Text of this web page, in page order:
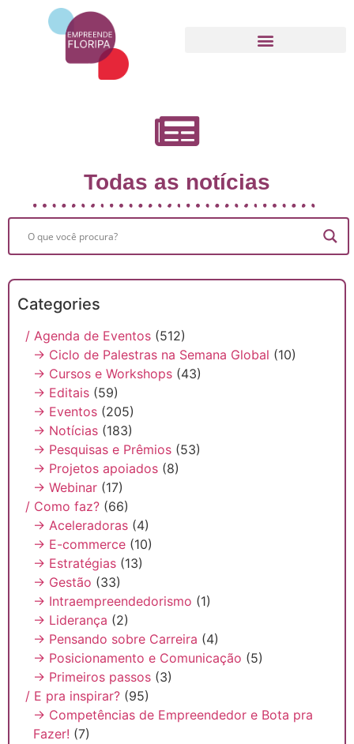
Todas as notícias
Categories
/ Agenda de Eventos (512)
→ Ciclo de Palestras na Semana Global (10)
→ Cursos e Workshops (43)
→ Editais (59)
→ Eventos (205)
→ Notícias (183)
→ Pesquisas e Prêmios (53)
→ Projetos apoiados (8)
→ Webinar (17)
/ Como faz? (66)
→ Aceleradoras (4)
→ E-commerce (10)
→ Estratégias (13)
→ Gestão (33)
→ Intraempreendedorismo (1)
→ Liderança (2)
→ Pensando sobre Carreira (4)
→ Posicionamento e Comunicação (5)
→ Primeiros passos (3)
/ E pra inspirar? (95)
→ Competências de Empreendedor e Bota pra
Fazer! (7)